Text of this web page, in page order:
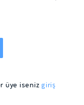
üye iseniz giriş